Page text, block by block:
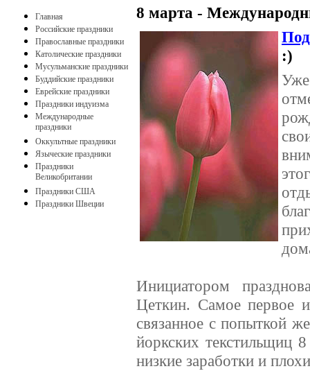
Главная
Российские праздники
Православные праздники
Католические праздники
Мусульманские праздники
Буддийские праздники
Еврейские праздники
Праздники индуизма
Международные
праздники
Оккультные праздники
Языческие праздники
Праздники
Великобритании
Праздники США
Праздники Швеции
8 марта -
:)
Уже
Инициатором
Цеткин. Самое первое
связанное с попыткой
йоркских текстильщиц
низкие заработки и